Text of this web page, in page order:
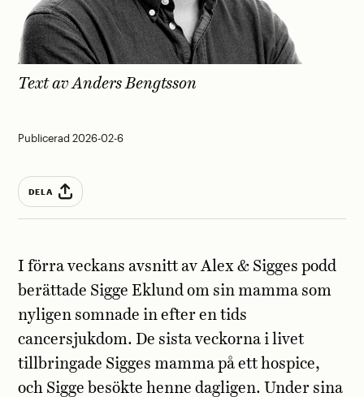
Text avAnders Bengtsson
Publicerad 2026-02-6
DELA
I förra veckans avsnitt av Alex & Sigges podd
berättade Sigge Eklund om sin mamma som
nyligen somnade in efter en tids
cancersjukdom. De sista veckorna i livet
tillbringade Sigges mamma på ett hospice,
och Sigge besökte henne dagligen. Under sina